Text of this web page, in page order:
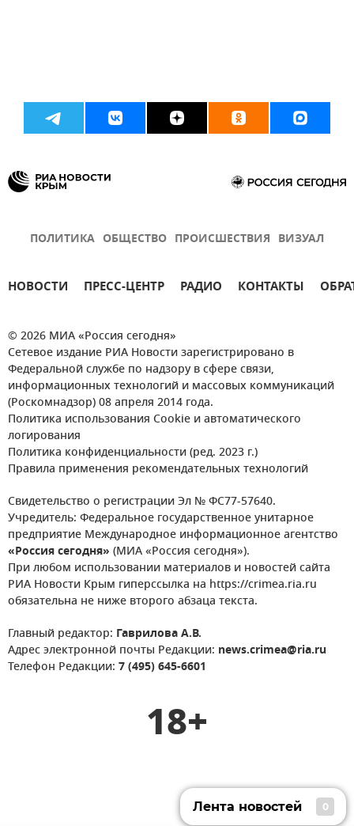
ПОЛИТИКА ОБЩЕСТВО ПРОИСШЕСТВИЯ ВИЗУАЛ
НОВОСТИ ПРЕСС-ЦЕНТР РАДИО КОНТАКТЫ
© 2026 МИА «Россия сегодня»
Сетевое издание РИА Новости зарегистрировано в
Федеральной службе по надзору в сфере связи,
информационных технологий и массовых коммуникаций
(Роскомнадзор) 08 апреля 2014 года.
Политика использования Cookie и автоматического
логирования
Политика конфиденциальности (ред. 2023 г.)
Правила применения рекомендательных технологий
Свидетельство о регистрации Эл № ФС77-57640.
Учредитель: Федеральное государственное унитарное
предприятие Международное информационное агентство
«Россия сегодня» (МИА «Россия сегодня»).
При любом использовании материалов и новостей сайта
РИА Новости Крым гиперссылка на https://crimea.ria.ru
обязательна не ниже второго абзаца текста.
Главный редактор: Гаврилова А.В.
Адрес электронной почты Редакции: news.crimea@ria.ru
Телефон Редакции: 7 (495) 645-6601
18+
Лента новостей 0